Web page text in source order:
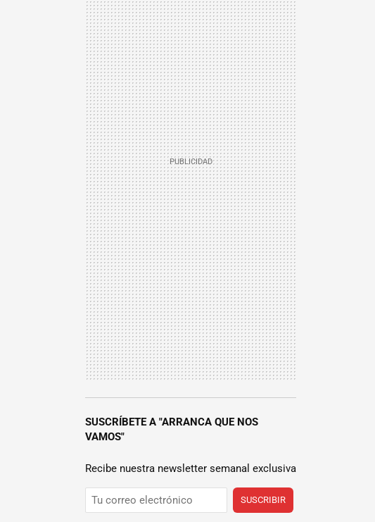
SUSCRÍBETE A "ARRANCA QUE NOS
VAMOS"
Recibe nuestra newsletter semanal exclusiva
SUSCRIBIR